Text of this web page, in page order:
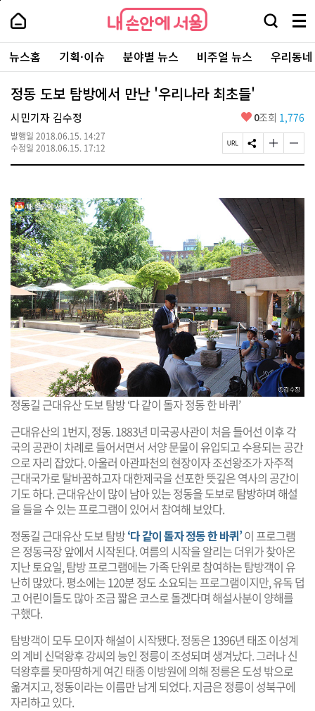
본
로
가
내
손
안
에
서
울
-
서
울
시
대
표
소
털
내
손
에
울
검
창
열
기
메
뉴
전
체
보
주
요
서
뉴스홈 기획·이슈 분야별 뉴스 비주얼 뉴스 우리동
정동 도보 탐방에서 만난 '우리나라 최초들'
시민기자 김수정
발행일 2018.06.15. 14:27
수정일 2018.06.15. 17:12
좋
요
0조회 1,776
페
이
R
L
복
사
S
N
유
하
기
글
자
크
게
변
경
하
기
글
자
작
게
하
기
정동길 근대유산 도보 탐방 ‘다 같이 돌자 정동 한 바퀴’
근대유산의 1번지, 정동. 1883년 미국공사관이 처음 들어선 이후 각
국의 공관이 차례로 들어서면서 서양 문물이 유입되고 수용되는 공간
으로 자리 잡았다. 아울러 아관파천의 현장이자 조선왕조가 자주적
근대국가로 탈바꿈하고자 대한제국을 선포한 뜻깊은 역사의 공간이
기도 하다. 근대유산이 많이 남아 있는 정동을 도보로 탐방하며 해설
을 들을 수 있는 프로그램이 있어서 참여해 보았다.
정동길 근대유산 도보 탐방‘다 같이 돌자 정동 한 바퀴’이 프로그램
은 정동극장 앞에서 시작된다. 여름의 시작을 알리는 더위가 찾아온
지난 토요일, 탐방 프로그램에는 가족 단위로 참여하는 탐방객이 유
난히 많았다. 평소에는 120분 정도 소요되는 프로그램이지만, 유독 덥
고 어린이들도 많아 조금 짧은 코스로 돌겠다며 해설사분이 양해를
구했다.
탐방객이 모두 모이자 해설이 시작됐다. 정동은 1396년 태조 이성계
의 계비 신덕왕후 강씨의 능인 정릉이 조성되며 생겨났다. 그러나 신
덕왕후를 못마땅하게 여긴 태종 이방원에 의해 정릉은 도성 밖으로
옮겨지고, 정동이라는 이름만 남게 되었다. 지금은 정릉이 성북구에
자리하고 있다.
페
상
단
로